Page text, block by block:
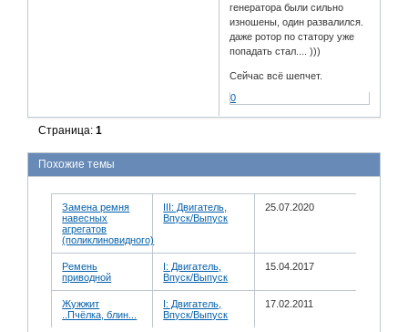
генератора были сильно
изношены, один развалился.
даже ротор по статору уже
попадать стал.... )))
Сейчас всё шепчет.
0
Страница:1
Похожие темы
Замена ремня
навесных
агрегатов
(поликлиновидного)
III: Двигатель,
Впуск/Выпуск
25.07.2020
Ремень
приводной
I: Двигатель,
Впуск/Выпуск
15.04.2017
Жужжит
..Пчёлка, блин...
I: Двигатель,
Впуск/Выпуск
17.02.2011